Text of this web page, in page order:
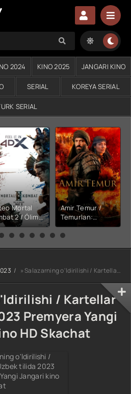
2024 KINO 2025 JANGARI KINO
SERIAL KOREYA SERIAL
SERIAL
Mortal
2 / Ólim
2 (2026)
tilida
Amir Temur /
Temurlan:
Fathchining
yuksalishi
tarjima kino Full
HD tas-ix
» Salazarning o'ldirilishi / Kartellar Uzbek tilida 2023 Premyera Yangi Jangari kino HD Skachat
/ Kartellar
Premyera Yangi
HD Skachat